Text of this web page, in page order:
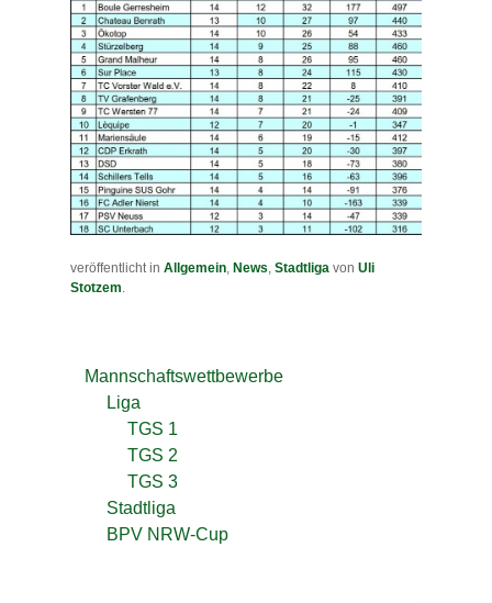
veröffentlicht in Allgemein, News, Stadtliga von Uli
Stotzem.
Mannschaftswettbewerbe
Liga
TGS 1
TGS 2
TGS 3
Stadtliga
BPV NRW-Cup